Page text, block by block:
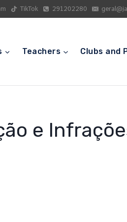
TikTok 291202280
Teachers Clubs and
e